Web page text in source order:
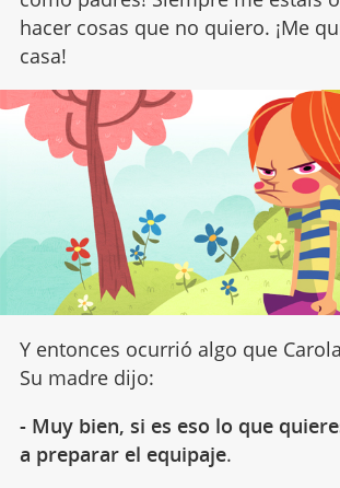
hacer cosas que no quiero. ¡Me
casa!
Y entonces ocurrió algo que
Su madre dijo:
- Muy bien, si es eso lo que
a preparar el equipaje.